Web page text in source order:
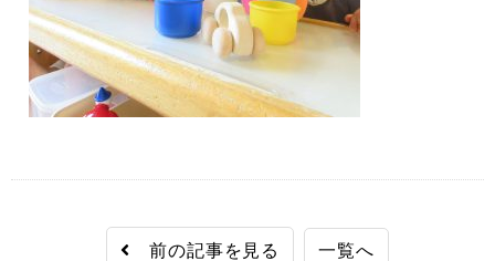
前の記事を見る 一覧へ